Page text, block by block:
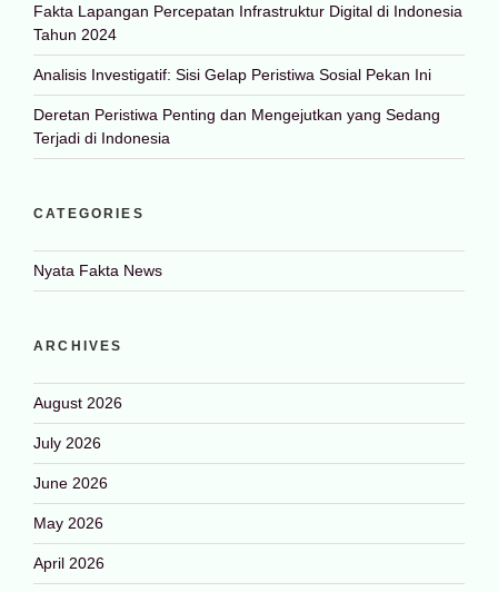
Fakta Lapangan Percepatan Infrastruktur Digital di Indonesia
Tahun 2024
Analisis Investigatif: Sisi Gelap Peristiwa Sosial Pekan Ini
Deretan Peristiwa Penting dan Mengejutkan yang Sedang
Terjadi di Indonesia
CATEGORIES
Nyata Fakta News
ARCHIVES
August 2026
July 2026
June 2026
May 2026
April 2026